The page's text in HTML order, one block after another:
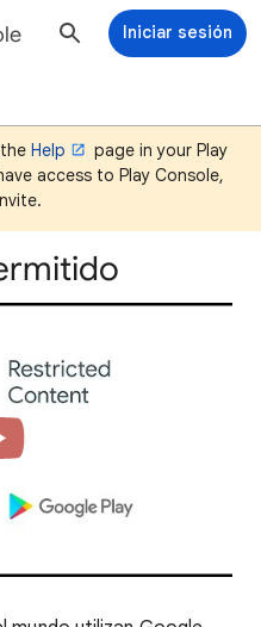
Iniciar sesión
Help
page in your Play
access to Play Console,